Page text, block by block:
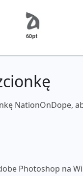
NationOnDope,
Photoshop na